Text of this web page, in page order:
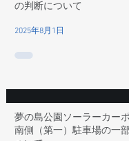
の判断について
2025年8月1日
夢の島公園ソーラーカー
南側（第一）駐車場の一